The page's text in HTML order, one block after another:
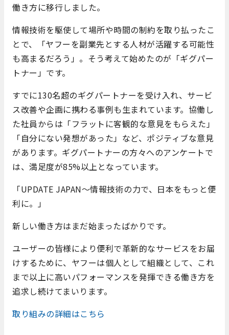
働き方に移行しました。
情報技術を駆使して場所や時間の制約を取り払ったこ
とで、「ヤフーを副業先とする人材が活躍する可能性
も高まるだろう」。そう考えて始めたのが「ギグパー
トナー」です。
すでに130名超のギグパートナーを受け入れ、サービ
ス改善や企画に携わる事例も生まれています。協働し
た社員からは「フラットに客観的な意見をもらえた」
「自分にない発想があった」など、ポジティブな意見
があります。ギグパートナーの方々へのアンケートで
は、満足度が85%以上となっています。
「UPDATE JAPAN～情報技術の力で、日本をもっと便
利に。」
新しい働き方はまだ始まったばかりです。
ユーザーの皆様により便利で革新的なサービスをお届
けするために、ヤフーは個人として組織として、これ
まで以上に高いパフォーマンスを発揮できる働き方を
追求し続けてまいります。
取り組みの詳細はこちら